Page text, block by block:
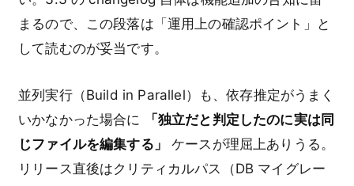
まるので、この段落は「運用上の確認ポイント」と
して読むのが妥当です。
並列実行（Build in Parallel）も、依存推定がうまく
いかなかった場合に
「独立だと判定したのに実は同
じファイルを編集する」
ケースが理屈上ありうる。
リリース直後はクリティカルパス（DB マイグレー